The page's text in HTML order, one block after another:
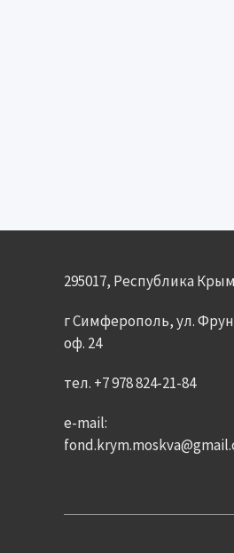
295017, Республика
г Симферополь, ул.
оф. 24
тел. +7 978 824-21-84
e-mail: